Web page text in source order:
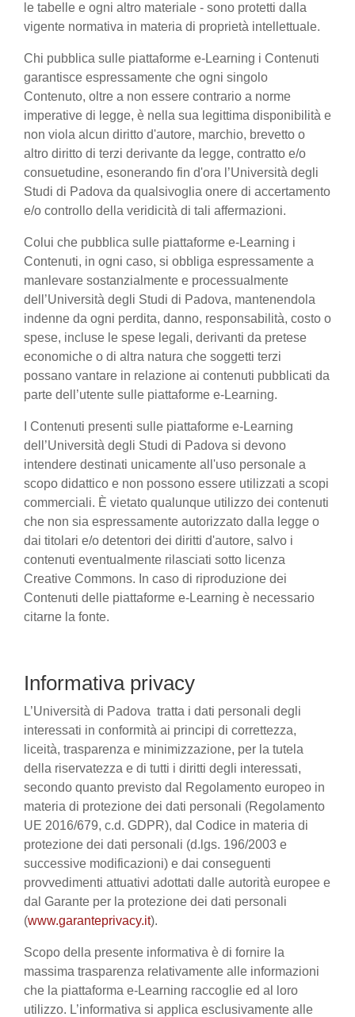
le tabelle e ogni altro materiale - sono protetti dalla
vigente normativa in materia di proprietà intellettuale.
Chi pubblica sulle piattaforme e-Learning i Contenuti
garantisce espressamente che ogni singolo
Contenuto, oltre a non essere contrario a norme
imperative di legge, è nella sua legittima disponibilità e
non viola alcun diritto d'autore, marchio, brevetto o
altro diritto di terzi derivante da legge, contratto e/o
consuetudine, esonerando fin d'ora l’Università degli
Studi di Padova da qualsivoglia onere di accertamento
e/o controllo della veridicità di tali affermazioni.
Colui che pubblica sulle piattaforme e-Learning i
Contenuti, in ogni caso, si obbliga espressamente a
manlevare sostanzialmente e processualmente
dell’Università degli Studi di Padova, mantenendola
indenne da ogni perdita, danno, responsabilità, costo o
spese, incluse le spese legali, derivanti da pretese
economiche o di altra natura che soggetti terzi
possano vantare in relazione ai contenuti pubblicati da
parte dell’utente sulle piattaforme e-Learning.
I Contenuti presenti sulle piattaforme e-Learning
dell’Università degli Studi di Padova si devono
intendere destinati unicamente all'uso personale a
scopo didattico e non possono essere utilizzati a scopi
commerciali. È vietato qualunque utilizzo dei contenuti
che non sia espressamente autorizzato dalla legge o
dai titolari e/o detentori dei diritti d'autore, salvo i
contenuti eventualmente rilasciati sotto licenza
Creative Commons. In caso di riproduzione dei
Contenuti delle piattaforme e-Learning è necessario
citarne la fonte.
Informativa privacy
L’Università di Padova tratta i dati personali degli
interessati in conformità ai principi di correttezza,
liceità, trasparenza e minimizzazione, per la tutela
della riservatezza e di tutti i diritti degli interessati,
secondo quanto previsto dal Regolamento europeo in
materia di protezione dei dati personali (Regolamento
UE 2016/679, c.d. GDPR), dal Codice in materia di
protezione dei dati personali (d.lgs. 196/2003 e
successive modificazioni) e dai conseguenti
provvedimenti attuativi adottati dalle autorità europee e
dal Garante per la protezione dei dati personali
(www.garanteprivacy.it).
Scopo della presente informativa è di fornire la
massima trasparenza relativamente alle informazioni
che la piattaforma e-Learning raccoglie ed al loro
utilizzo. L’informativa si applica esclusivamente alle